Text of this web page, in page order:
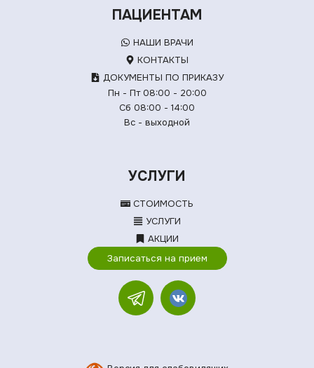
ПАЦИЕНТАМ
НАШИ ВРАЧИ
КОНТАКТЫ
ДОКУМЕНТЫ ПО ПРИКАЗУ
Пн - Пт 08:00 - 20:00
Сб 08:00 - 14:00
Вс - выходной
УСЛУГИ
СТОИМОСТЬ
УСЛУГИ
АКЦИИ
Записаться на прием